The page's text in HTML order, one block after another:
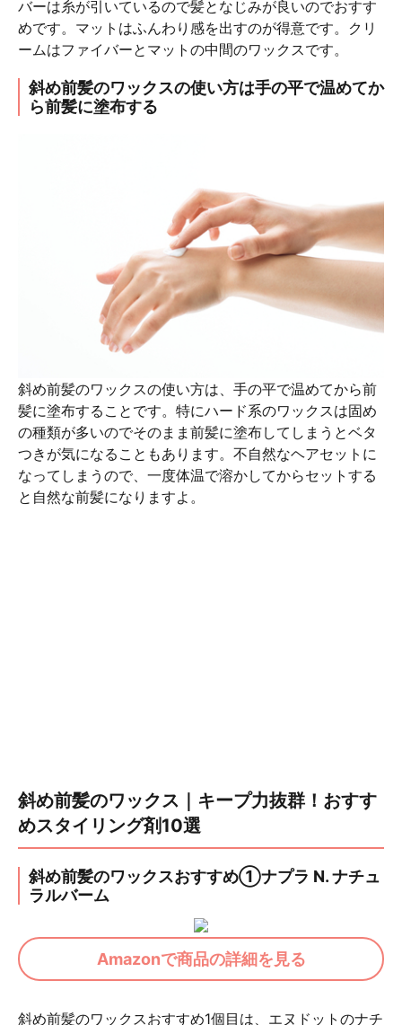
バーは糸が引いているので髪となじみが良いのでおすす
めです。マットはふんわり感を出すのが得意です。クリ
ームはファイバーとマットの中間のワックスです。
斜め前髪のワックスの使い方は手の平で温めてか
ら前髪に塗布する
斜め前髪のワックスの使い方は、手の平で温めてから前
髪に塗布することです。特にハード系のワックスは固め
の種類が多いのでそのまま前髪に塗布してしまうとベタ
つきが気になることもあります。不自然なヘアセットに
なってしまうので、一度体温で溶かしてからセットする
と自然な前髪になりますよ。
斜め前髪のワックス｜キープ力抜群！おすす
めスタイリング剤10選
斜め前髪のワックスおすすめ①ナプラ N. ナチュ
ラルバーム
Amazonで商品の詳細を見る
斜め前髪のワックスおすすめ1個目は、エヌドットのナチ